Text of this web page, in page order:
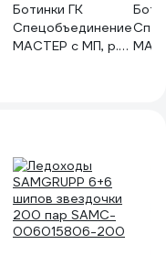
Ботинки ГК
Спецобъединение
МАСТЕР с МП, р.